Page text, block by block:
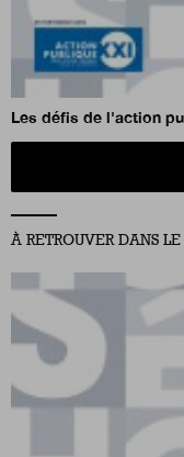
Les défis de l'action
À RETROUVER DANS LE